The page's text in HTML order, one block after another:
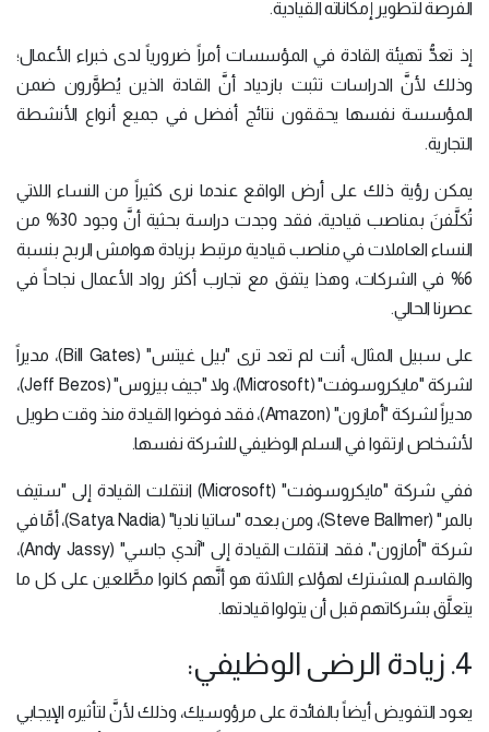
الفرصة لتطوير إمكاناته القيادية.
إذ تعدُّ تهيئة القادة في المؤسسات أمراً ضرورياً لدى خبراء الأعمال؛
وذلك لأنَّ الدراسات تثبت بازدياد أنَّ القادة الذين يُطوَّرون ضمن
المؤسسة نفسها يحققون نتائج أفضل في جميع أنواع الأنشطة
التجارية.
يمكن رؤية ذلك على أرض الواقع عندما نرى كثيراً من النساء اللاتي
تُكلَّفنَ بمناصب قيادية، فقد وجدت دراسة بحثية أنَّ وجود 30% من
النساء العاملات في مناصب قيادية مرتبط بزيادة هوامش الربح بنسبة
6% في الشركات، وهذا يتفق مع تجارب أكثر رواد الأعمال نجاحاً في
عصرنا الحالي.
على سبيل المثال، أنت لم تعد ترى "بيل غيتس" (Bill Gates)، مديراً
لشركة "مايكروسوفت" (Microsoft)، ولا "جيف بيزوس" (Jeff Bezos)،
مديراً لشركة "أمازون" (Amazon)، فقد فوضوا القيادة منذ وقت طويل
لأشخاص ارتقوا في السلم الوظيفي للشركة نفسها.
ففي شركة "مايكروسوفت" (Microsoft) انتقلت القيادة إلى "ستيف
بالمر" (Steve Ballmer)، ومن بعده "ساتيا ناديا" (Satya Nadia)، أمَّا في
شركة "أمازون"، فقد انتقلت القيادة إلى "آندي جاسي" (Andy Jassy)،
والقاسم المشترك لهؤلاء الثلاثة هو أنَّهم كانوا مطَّلعين على كل ما
يتعلَّق بشركاتهم قبل أن يتولوا قيادتها.
4. زيادة الرضى الوظيفي:
يعود التفويض أيضاً بالفائدة على مرؤوسيك، وذلك لأنَّ لتأثيره الإيجابي